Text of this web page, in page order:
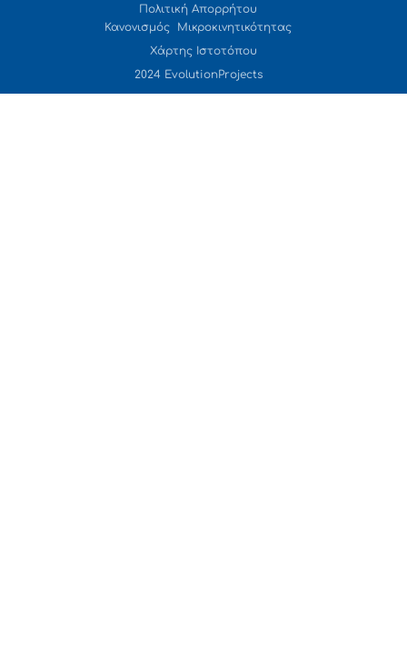
Πολιτική Απορρήτου
Κανονισμός Μικροκινητικότητας
Χάρτης Ιστοτόπου
2024 EvolutionProjects